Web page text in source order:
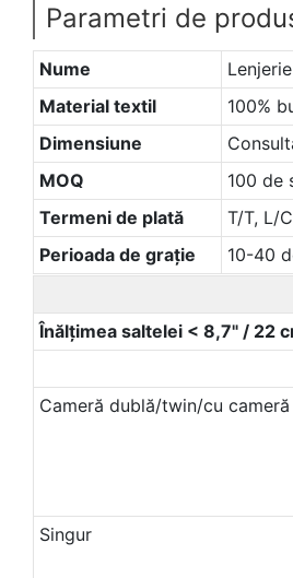
Parametri de
Nume
Material textil
100%
Dimensiune
MOQ
100 de
Termeni de plată
T/T, L/C
Perioada de graţie
10-40
Înălțimea saltelei < 8,7" / 22
Cameră dublă/twin/cu
Singur